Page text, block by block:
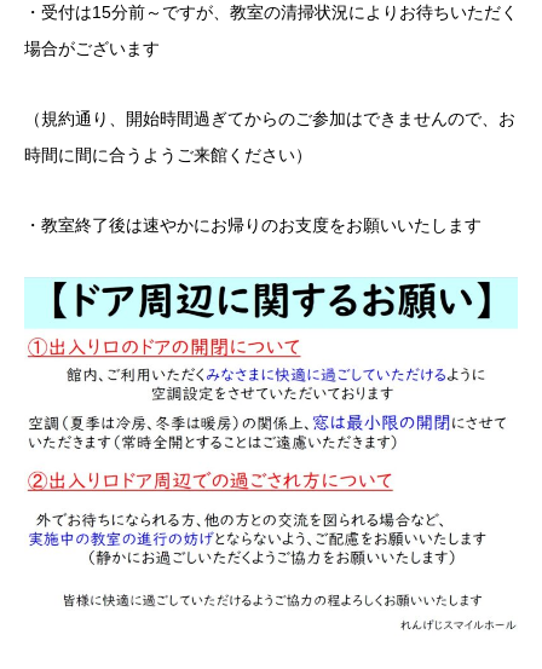
・受付は15分前～ですが、教室の清掃状況によりお待ちいただく
場合がございます
（規約通り、開始時間過ぎてからのご参加はできませんので、お
時間に間に合うようご来館ください）
・教室終了後は速やかにお帰りのお支度をお願いいたします